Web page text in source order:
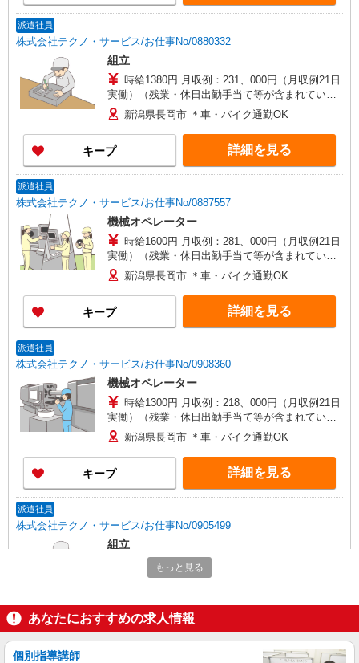
派遣社員
株式会社テクノ・サービス/お仕事No/0880332
組立
時給1380円 月収例：231、000円（月収例21日
実働）（残業・休日出勤手当て等が含まれていま
す） 交通費全額支給
新潟県長岡市 ＊車・バイク通勤OK
キープ 詳細を見る
派遣社員
株式会社テクノ・サービス/お仕事No/0887557
機械オペレーター
時給1600円 月収例：281、000円（月収例21日
実働）（残業・休日出勤手当て等が含まれていま
す） 交通費全額支給
新潟県長岡市 ＊車・バイク通勤OK
キープ 詳細を見る
派遣社員
株式会社テクノ・サービス/お仕事No/0908360
機械オペレーター
時給1300円 月収例：218、000円（月収例21日
実働）（残業・休日出勤手当て等が含まれていま
す） 交通費全額支給
新潟県長岡市 ＊車・バイク通勤OK
キープ 詳細を見る
派遣社員
株式会社テクノ・サービス/お仕事No/0905499
組立
時給1300円 月収例：218、000円（月収例21日
実働）（残業・休日出勤手当て等が含まれていま
キープ 詳細を見る
もっと見る
あなたにおすすめの求人情報
個別指導講師